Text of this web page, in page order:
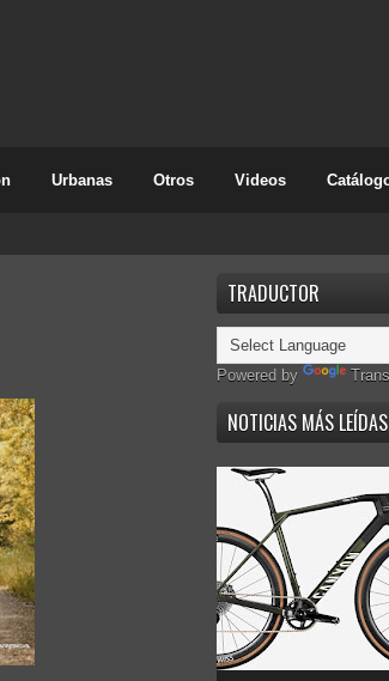
Urbanas Otros Videos
TRADUCTOR
Powered by
NOTICIAS MÁS LEÍDAS